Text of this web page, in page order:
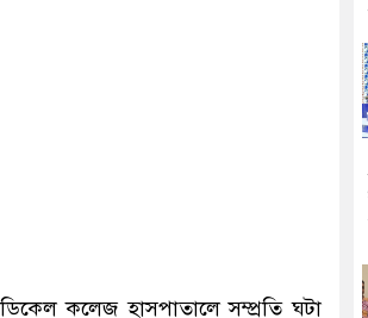
কলেজ হাসপাতালে সম্প্রতি ঘটা